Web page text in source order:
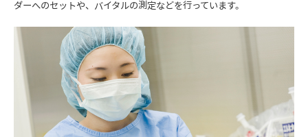
ダーへのセットや、バイタルの測定などを行っています。